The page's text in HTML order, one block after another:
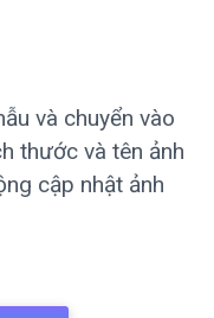
và chuyển vào
thước và tên ảnh
cập nhật ảnh